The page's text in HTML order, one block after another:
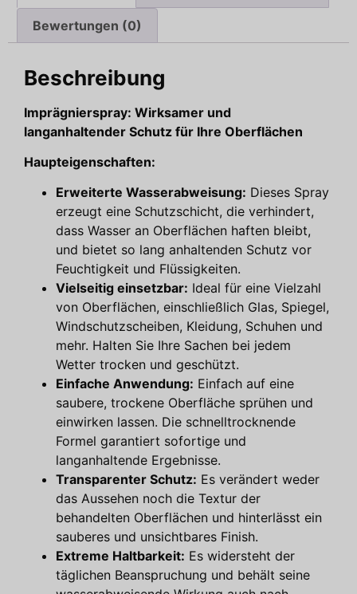
Bewertungen (0)
Beschreibung
Imprägnierspray: Wirksamer und
langanhaltender Schutz für Ihre Oberflächen
Haupteigenschaften:
Erweiterte Wasserabweisung: Dieses Spray
erzeugt eine Schutzschicht, die verhindert,
dass Wasser an Oberflächen haften bleibt,
und bietet so lang anhaltenden Schutz vor
Feuchtigkeit und Flüssigkeiten.
Vielseitig einsetzbar: Ideal für eine Vielzahl
von Oberflächen, einschließlich Glas, Spiegel,
Windschutzscheiben, Kleidung, Schuhen und
mehr. Halten Sie Ihre Sachen bei jedem
Wetter trocken und geschützt.
Einfache Anwendung: Einfach auf eine
saubere, trockene Oberfläche sprühen und
einwirken lassen. Die schnelltrocknende
Formel garantiert sofortige und
langanhaltende Ergebnisse.
Transparenter Schutz: Es verändert weder
das Aussehen noch die Textur der
behandelten Oberflächen und hinterlässt ein
sauberes und unsichtbares Finish.
Extreme Haltbarkeit: Es widersteht der
täglichen Beanspruchung und behält seine